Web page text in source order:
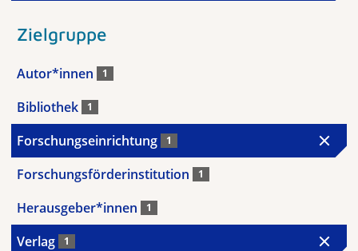
Zielgruppe
Autor*innen 1
Bibliothek 1
Forschungseinrichtung 1
Forschungsförderinstitution 1
Herausgeber*innen 1
Verlag 1